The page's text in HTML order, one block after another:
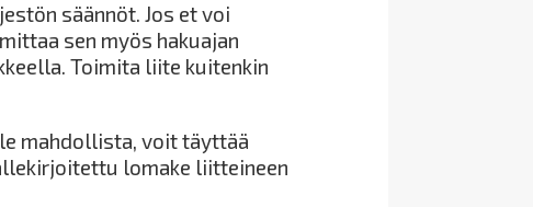
säännöt. Jos et voi
sen myös hakuajan
Toimita liite kuitenkin
mahdollista, voit täyttää
lomake liitteineen